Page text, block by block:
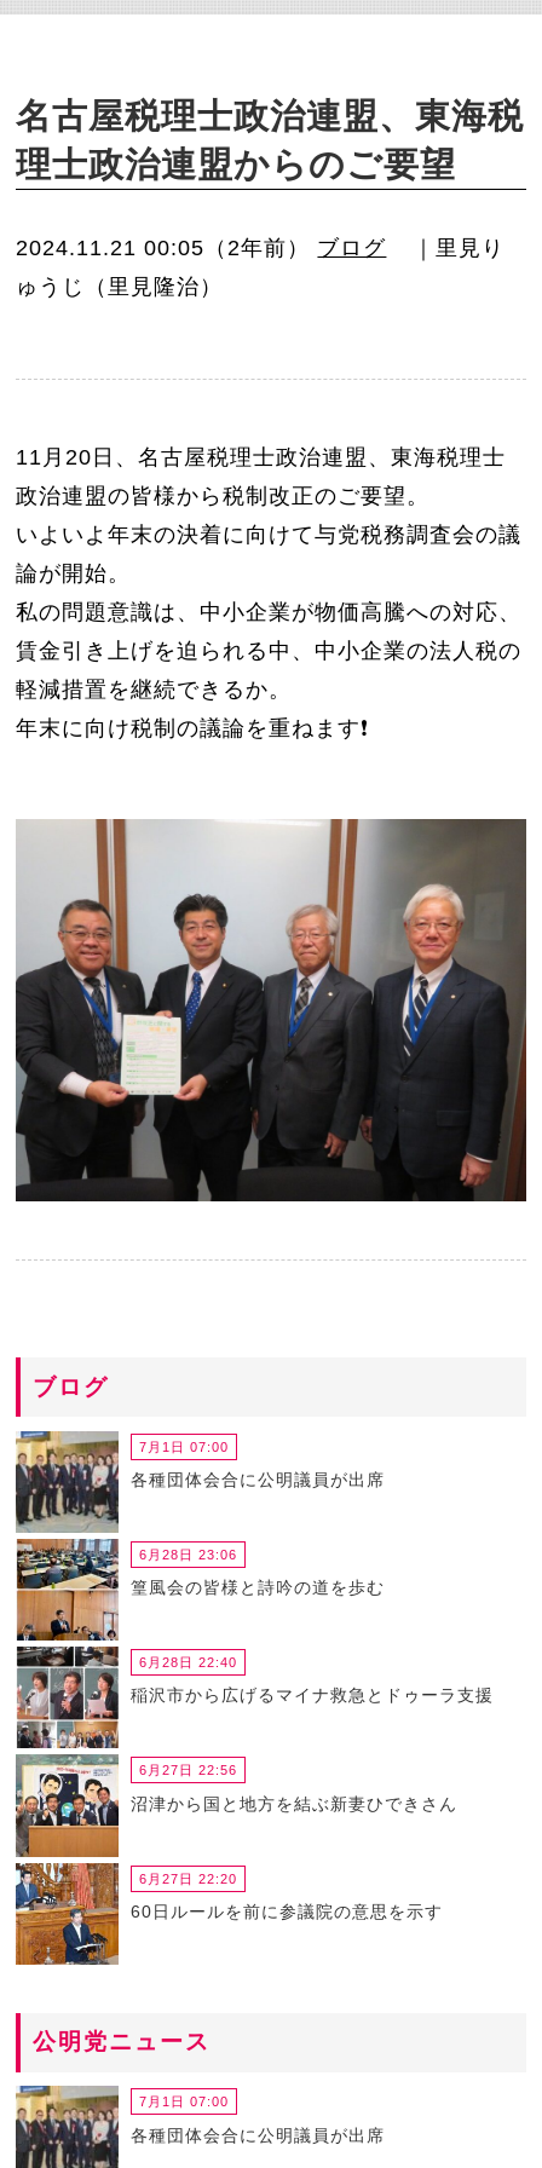
名古屋税理士政治連盟、東海税
理士政治連盟からのご要望
2024.11.21 00:05（2年前） ブログ
｜里見り
ゅうじ（里見隆治）
11月20日、名古屋税理士政治連盟、東海税理士
政治連盟の皆様から税制改正のご要望。
いよいよ年末の決着に向けて与党税務調査会の議
論が開始。
私の問題意識は、中小企業が物価高騰への対応、
賃金引き上げを迫られる中、中小企業の法人税の
軽減措置を継続できるか。
年末に向け税制の議論を重ねます❗️
ブログ
7月1日 07:00
各種団体会合に公明議員が出席
6月28日 23:06
篁風会の皆様と詩吟の道を歩む
6月28日 22:40
稲沢市から広げるマイナ救急とドゥーラ支援
6月27日 22:56
沼津から国と地方を結ぶ新妻ひできさん
6月27日 22:20
60日ルールを前に参議院の意思を示す
公明党ニュース
7月1日 07:00
各種団体会合に公明議員が出席